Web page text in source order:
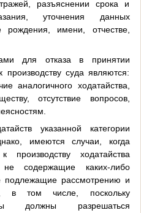
разъяснении срока и
уточнения данных
имени, отчестве,
для отказа в принятии
производству суда являются:
аналогичного ходатайства,
отсутствие вопросов,
указанной категории
имеются случаи, когда
ходатайства
содержащие каких-либо
подлежащие рассмотрению и
в том числе, поскольку
должны разрешаться